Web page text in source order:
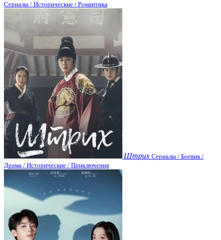
Сериалы / Исторические / Романтика
Штрих Сериалы / Боевик /
Драма / Исторические / Приключения